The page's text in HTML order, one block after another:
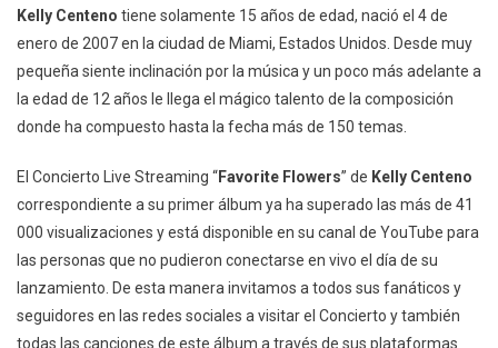
Kelly Centeno tiene solamente 15 años de edad, nació el 4 de
enero de 2007 en la ciudad de Miami, Estados Unidos. Desde muy
pequeña siente inclinación por la música y un poco más adelante a
la edad de 12 años le llega el mágico talento de la composición
donde ha compuesto hasta la fecha más de 150 temas.
El Concierto Live Streaming “Favorite Flowers” de Kelly Centeno
correspondiente a su primer álbum ya ha superado las más de 41
000 visualizaciones y está disponible en su canal de YouTube para
las personas que no pudieron conectarse en vivo el día de su
lanzamiento. De esta manera invitamos a todos sus fanáticos y
seguidores en las redes sociales a visitar el Concierto y también
todas las canciones de este álbum a través de sus plataformas